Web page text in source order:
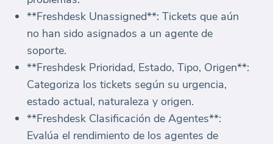
**Freshdesk Unassigned**: Tickets que aún
no han sido asignados a un agente de
soporte.
**Freshdesk Prioridad, Estado, Tipo, Origen**:
Categoriza los tickets según su urgencia,
estado actual, naturaleza y origen.
**Freshdesk Clasificación de Agentes**:
Evalúa el rendimiento de los agentes de